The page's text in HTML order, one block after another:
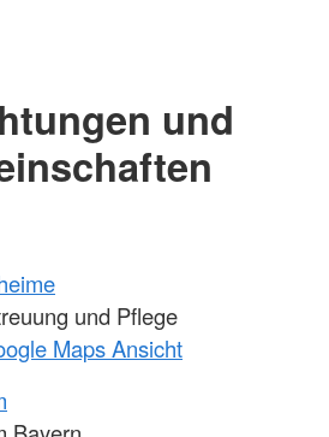
und
und Pflege
Maps Ansicht